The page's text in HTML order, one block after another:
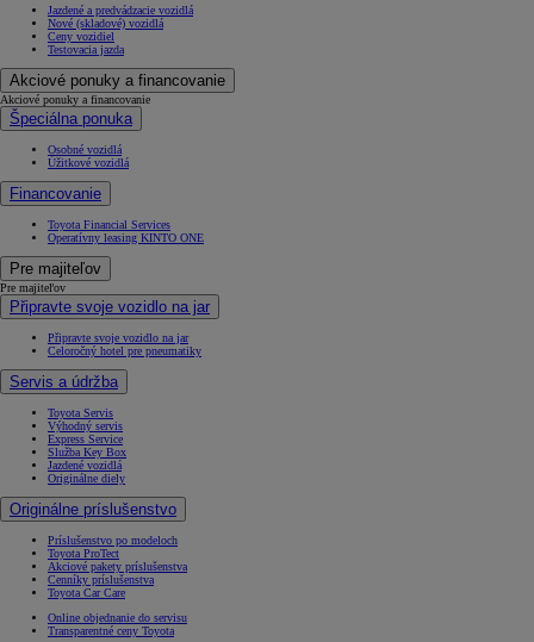
Jazdené a predvádzacie vozidlá
Nové (skladové) vozidlá
Ceny vozidiel
Testovacia jazda
Akciové ponuky a financovanie
Akciové ponuky a financovanie
Špeciálna ponuka
Osobné vozidlá
Úžitkové vozidlá
Financovanie
Toyota Financial Services
Operatívny leasing KINTO ONE
Pre majiteľov
Pre majiteľov
Připravte svoje vozidlo na jar
Připravte svoje vozidlo na jar
Celoročný hotel pre pneumatiky
Servis a údržba
Toyota Servis
Výhodný servis
Express Service
Služba Key Box
Jazdené vozidlá
Originálne diely
Originálne príslušenstvo
Príslušenstvo po modeloch
Toyota ProTect
Akciové pakety príslušenstva
Cenníky príslušenstva
Toyota Car Care
Online objednanie do servisu
Transparentné ceny Toyota